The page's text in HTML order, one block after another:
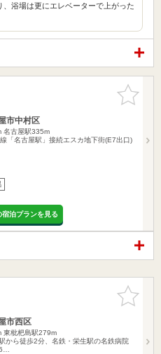
、浴場は更にエレベーターで上がった
お気に入
りに追加
市中村区
名古屋駅335m
「名古屋駅」接続エスカ地下街(E7出口)
泊プランを見る
お気に入
りに追加
市西区
東枇杷島駅279m
から徒歩2分、名鉄・栄生駅の名鉄病院